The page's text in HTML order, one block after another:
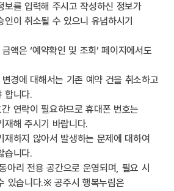
보를 입력해 주시고 작성하신 정보가
이 취소될 수 있으니 유념하시기
액은 ‘예약확인 및 조회’ 페이지에서도
경에 대해서는 기존 예약 건을 취소하고
합니다.
연락이 필요하므로 휴대폰 번호는
재해 주시기 바랍니다.
재하지 않아서 발생하는 문제에 대하여
습니다.
아리 전용 공간으로 운영되며, 필요 시
있습니다.※ 공주시 행복누림은